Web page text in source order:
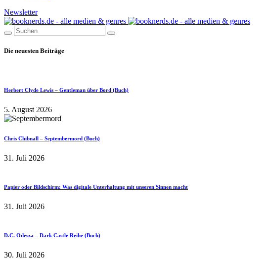
Newsletter
Die neuesten Beiträge
Herbert Clyde Lewis – Gentleman über Bord (Buch)
5. August 2026
Chris Chibnall – Septembermord (Buch)
31. Juli 2026
Papier oder Bildschirm: Was digitale Unterhaltung mit unseren Sinnen macht
31. Juli 2026
D.C. Odesza – Dark Castle Reihe (Buch)
30. Juli 2026